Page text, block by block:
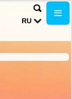
RU